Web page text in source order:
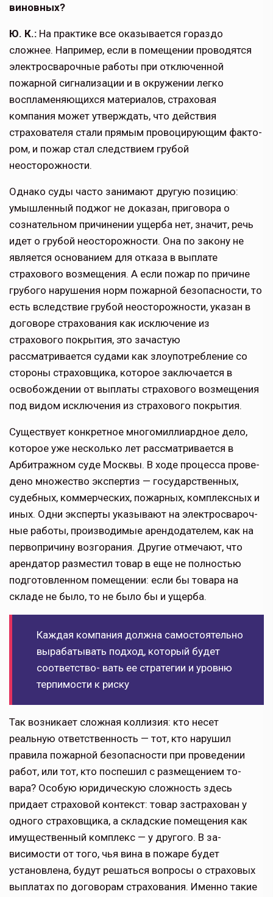
виновных?
Ю. К.: На практике все оказывает­ся гораздо
сложнее. Например, если в помещении проводятся
электро­сварочные работы при отключенной
пожарной сигнализации и в окруже­нии легко
воспламеняющихся мате­риалов, страховая
компания может утверждать, что действия
страхователя стали прямым провоцирующим факто­
ром, и пожар стал следствием грубой
неосторожности.
Однако суды часто занимают дру­гую позицию:
умышленный поджог не доказан, приговора о
сознатель­ном причинении ущерба нет, значит, речь
идет о грубой неосторожности. Она по закону не
является основани­ем для отказа в выплате
страхового возмещения. А если пожар по причине
грубого нарушения норм пожарной безопасности, то
есть вследствие грубой неосторожности, указан в
до­говоре страхования как исключение из
страхового покрытия, это зачастую
рассматривается судами как злоупо­требление со
стороны страховщика, которое заключается в
освобождении от выплаты страхового возмещения
под видом исключения из страхового покрытия.
Существует конкретное многомил­лиардное дело,
которое уже несколько лет рассматривается в
Арбитражном суде Москвы. В ходе процесса прове­
дено множество экспертиз — государ­ственных,
судебных, коммерческих, пожарных, комплексных и
иных. Одни эксперты указывают на электросвароч­
ные работы, производимые арендода­телем, как на
первопричину возгора­ния. Другие отмечают, что
арендатор разместил товар в еще не полностью
подготовленном помещении: если бы товара на
складе не было, то не было бы и ущерба.
Каждая компания должна самостоятельно
вырабатывать подход, который будет
соответство- вать ее стратегии и уровню
терпимости к риску
Так возникает сложная коллизия: кто несет
реальную ответственность — тот, кто нарушил
правила пожарной без­опасности при проведении
работ, или тот, кто поспешил с размещением то­
вара? Особую юридическую сложность здесь
придает страховой контекст: товар застрахован у
одного страховщи­ка, а складские помещения как
имуще­ственный комплекс — у другого. В за­
висимости от того, чья вина в пожаре будет
установлена, будут решаться вопросы о страховых
выплатах по до­говорам страхования. Именно такие